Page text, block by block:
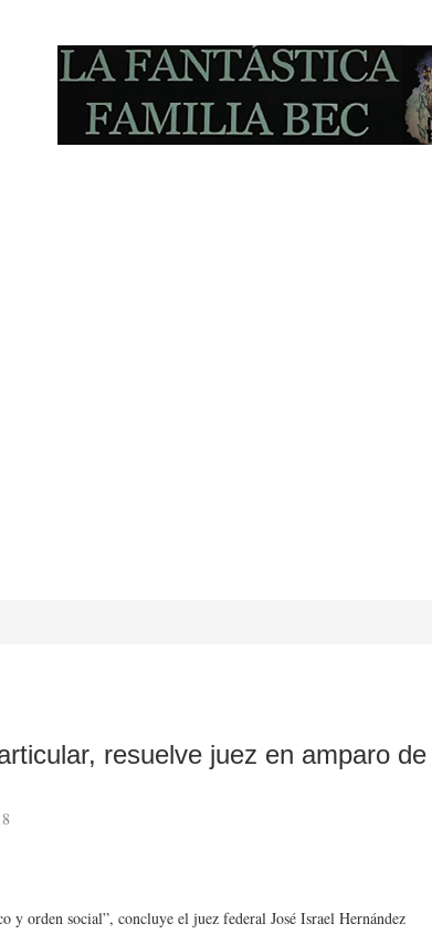
resuelve juez en amparo de
orden social”, concluye el juez federal José Israel Hernández